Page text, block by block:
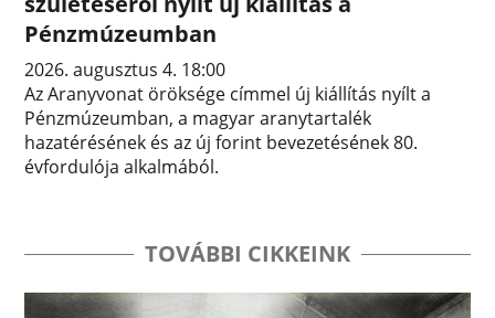
Pénzmúzeumban
2026. augusztus 4. 18:00
Az Aranyvonat öröksége címmel új kiállítás nyílt a
Pénzmúzeumban, a magyar aranytartalék
hazatérésének és az új forint bevezetésének 80.
évfordulója alkalmából.
TOVÁBBI CIKKEINK